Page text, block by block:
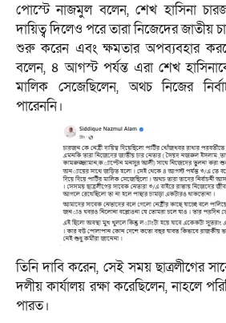
পোস্টে নাজমুল বলেন, শেখ হাসিনা
দায়িত্ব দিলেও পরে তারা নিজেদের জাতীয়
শুরু করেন এবং ক্ষমতার অপব্যবহার
বলেন, ৪ আগস্ট পর্যন্ত এরা শেখ
মালিক সেজেছিলেন, অথচ নিজের
পারেননি।
তিনি দাবি করেন, সেই সময় ছাত্রলীগের
দলীয় কার্যালয় রক্ষা করেছিলেন, নাহলে
পারত।